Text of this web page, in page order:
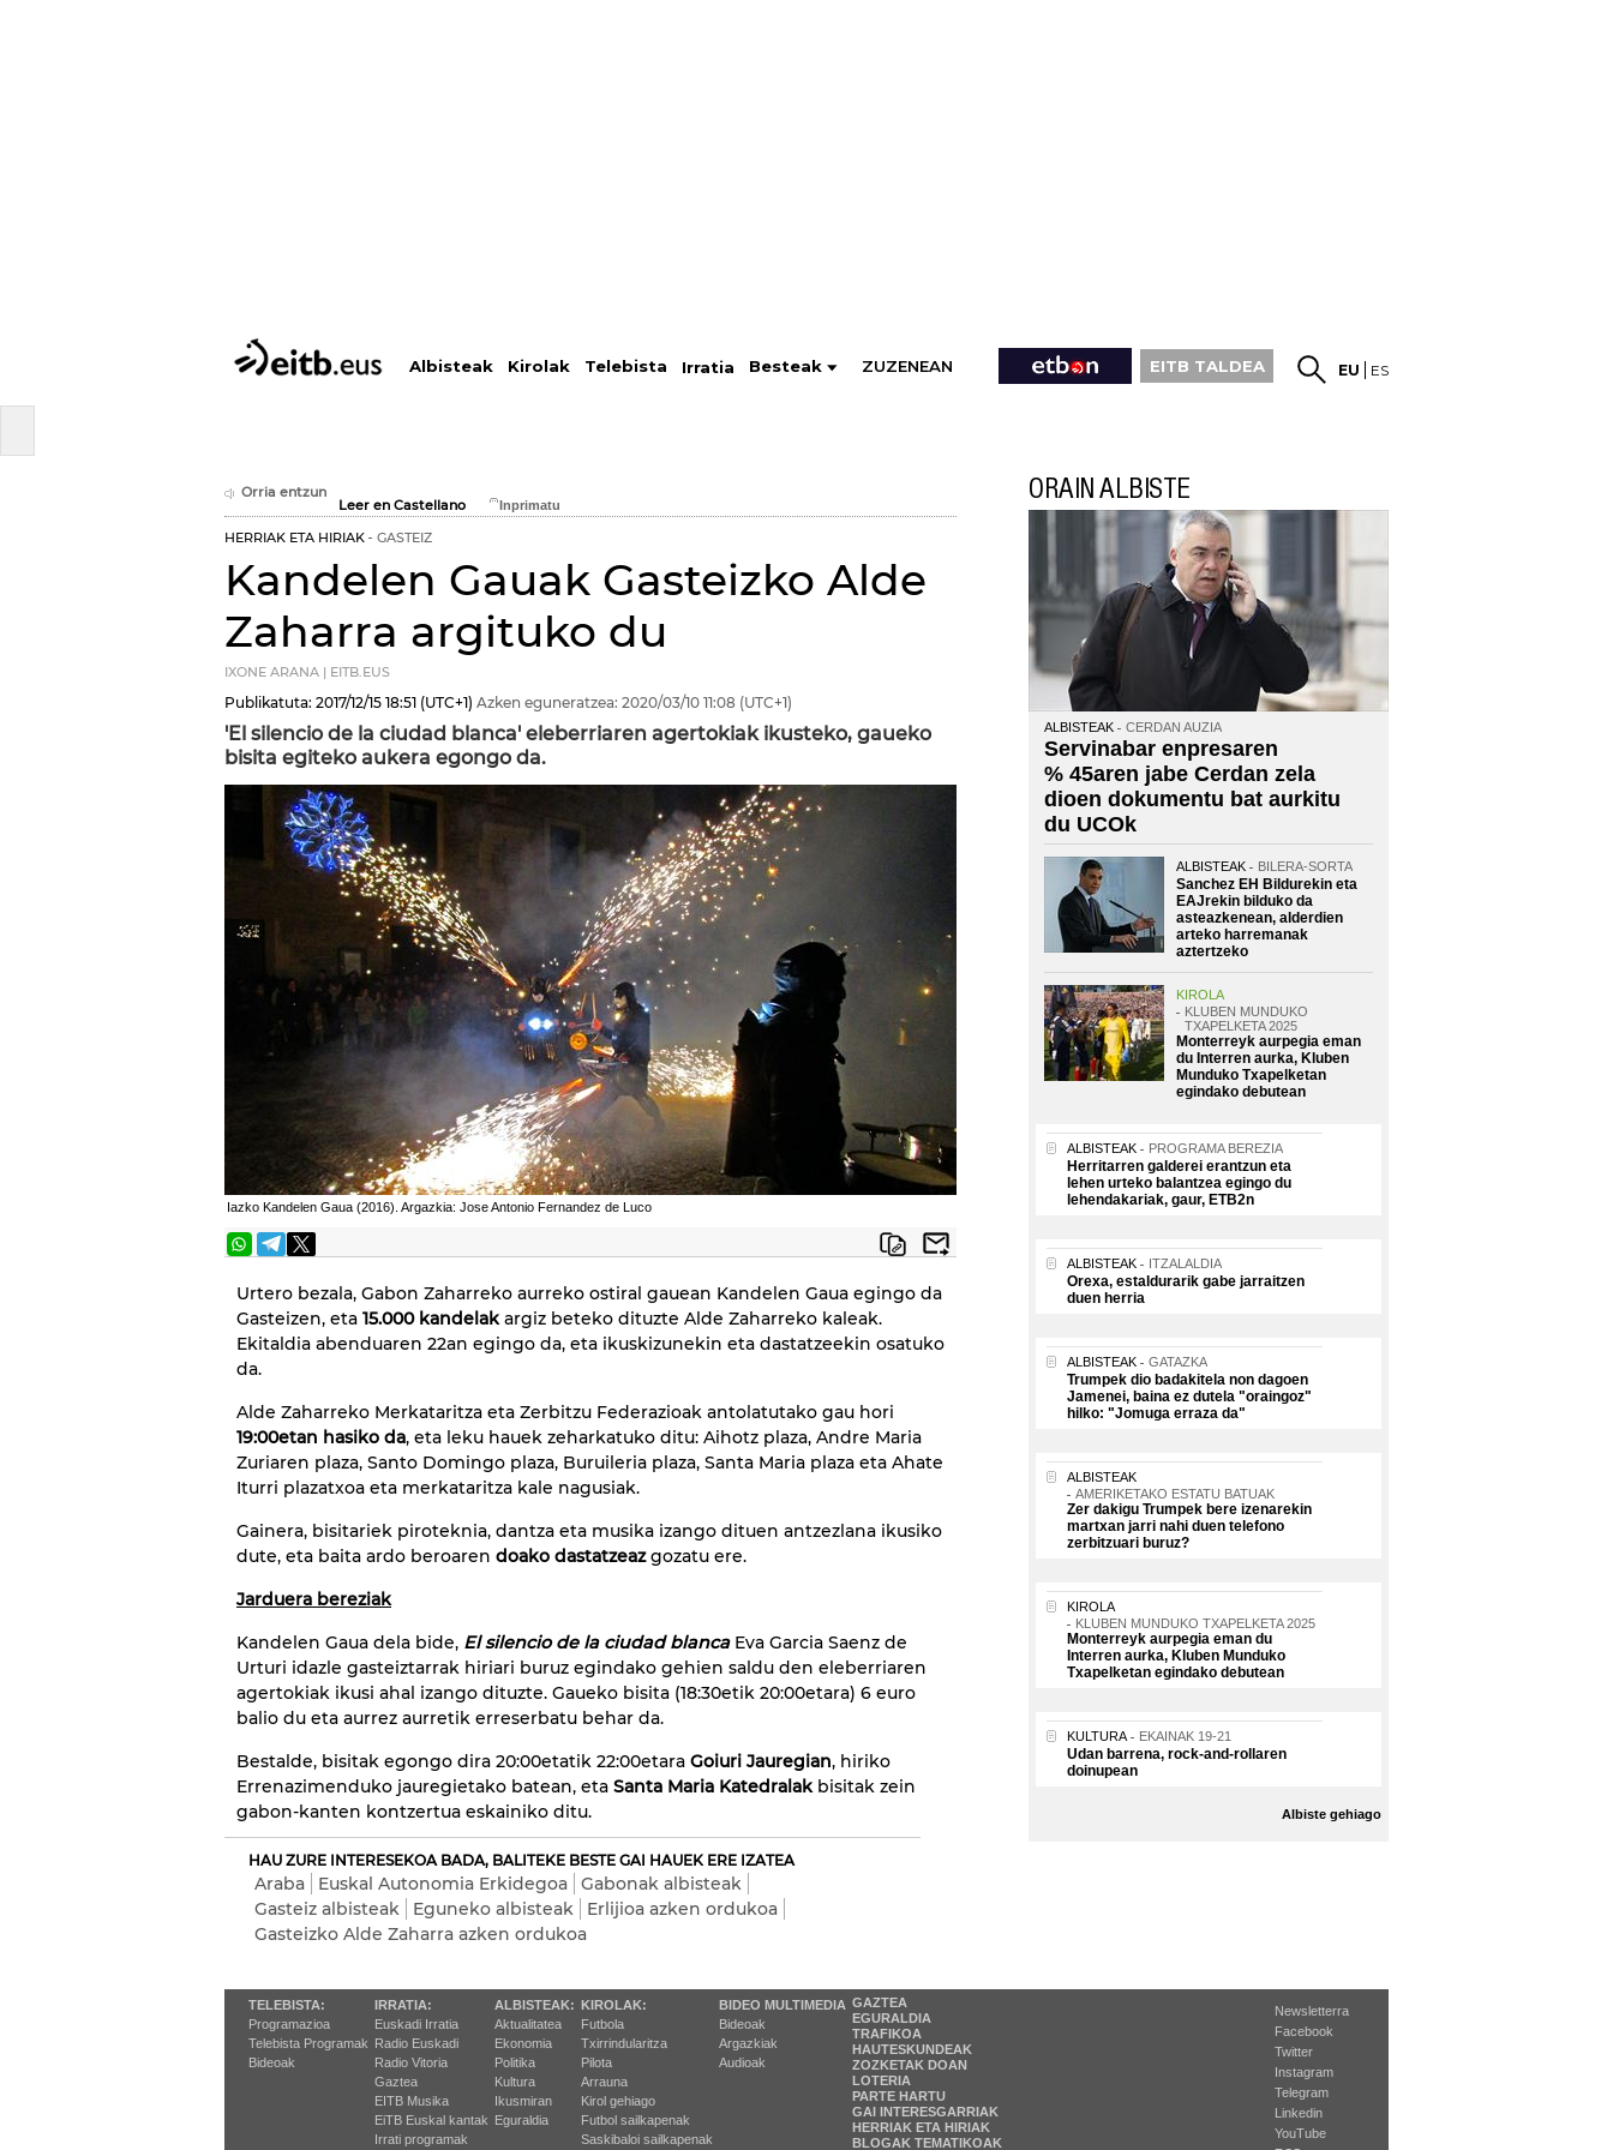
Albisteak Kirolak Telebista Irratia Besteak ZUZENEAN EITB TALDEA EU ES
Orria entzun
Leer en Castellano
HERRIAK ETA HIRIAK GASTEIZ
Kandelen Gauak Gasteizko Alde
Zaharra argituko du
IXONE ARANA | EITB.EUS
Publikatuta: 2017/12/15 18:51 (UTC+1) Azken eguneratzea: 2020/03/10 11:08 (UTC+1)
'El silencio de la ciudad blanca' eleberriaren agertokiak ikusteko, gaueko
bisita egiteko aukera egongo da.
Iazko Kandelen Gaua (2016). Argazkia: Jose Antonio Fernandez de Luco
Urtero bezala, Gabon Zaharreko aurreko ostiral gauean Kandelen Gaua egingo da
Gasteizen, eta 15.000 kandelakargiz beteko dituzte Alde Zaharreko kaleak.
Ekitaldia abenduaren 22an egingo da, eta ikuskizunekin eta dastatzeekin osatuko
da.
Alde Zaharreko Merkataritza eta Zerbitzu Federazioak antolatutako gau hori
19:00etan hasiko da, eta leku hauek zeharkatuko ditu: Aihotz plaza, Andre Maria
Zuriaren plaza, Santo Domingo plaza, Buruileria plaza, Santa Maria plaza eta Ahate
Iturri plazatxoa eta merkataritza kale nagusiak.
Gainera, bisitariek piroteknia, dantza eta musika izango dituen antzezlana ikusiko
dute, eta baita ardo beroaren doako dastatzeazgozatu ere.
Jarduera bereziak
Kandelen Gaua dela bide, El silencio de la ciudad blancaEva Garcia Saenz de
Urturi idazle gasteiztarrak hiriari buruz egindako gehien saldu den eleberriaren
agertokiak ikusi ahal izango dituzte. Gaueko bisita (18:30etik 20:00etara) 6 euro
balio du eta aurrez aurretik erreserbatu behar da.
Bestalde, bisitak egongo dira 20:00etatik 22:00etara Goiuri Jauregian, hiriko
Errenazimenduko jauregietako batean, eta Santa Maria Katedralakbisitak zein
gabon-kanten kontzertua eskainiko ditu.
HAU ZURE INTERESEKOA BADA, BALITEKE BESTE GAI HAUEK ERE IZATEA
Araba Euskal Autonomia Erkidegoa
Gabonak albisteak
Gasteiz albisteak
Eguneko albisteak
Erlijioa azken ordukoa
Gasteizko Alde Zaharra azken ordukoa
ORAIN ALBISTE
ALBISTEAK CERDAN AUZIA
Servinabar enpresaren
% 45aren jabe Cerdan zela
dioen dokumentu bat aurkitu
du UCOk
ALBISTEAK BILERA-SORTA
Sanchez EH Bildurekin eta
EAJrekin bilduko da
asteazkenean, alderdien
arteko harremanak
aztertzeko
KIROLA
KLUBEN MUNDUKO
TXAPELKETA 2025
Monterreyk aurpegia eman
du Interren aurka, Kluben
Munduko Txapelketan
egindako debutean
ALBISTEAK PROGRAMA BEREZIA
Herritarren galderei erantzun eta
lehen urteko balantzea egingo du
lehendakariak, gaur, ETB2n
ALBISTEAK ITZALALDIA
Orexa, estaldurarik gabe jarraitzen
duen herria
ALBISTEAK GATAZKA
Trumpek dio badakitela non dagoen
Jamenei, baina ez dutela "oraingoz"
hilko: "Jomuga erraza da"
ALBISTEAK
AMERIKETAKO ESTATU BATUAK
Zer dakigu Trumpek bere izenarekin
martxan jarri nahi duen telefono
zerbitzuari buruz?
KIROLA
KLUBEN MUNDUKO TXAPELKETA 2025
Monterreyk aurpegia eman du
Interren aurka, Kluben Munduko
Txapelketan egindako debutean
KULTURA EKAINAK 19-21
Udan barrena, rock-and-rollaren
doinupean
Albiste gehiago
TELEBISTA:
Programazioa
Telebista Programak
Bideoak
IRRATIA:
Euskadi Irratia
Radio Euskadi
Radio Vitoria
Gaztea
EITB Musika
EiTB Euskal kantak
Irrati programak
ALBISTEAK:
Aktualitatea
Ekonomia
Politika
Kultura
Ikusmiran
Eguraldia
KIROLAK:
Futbola
Txirrindularitza
Pilota
Arrauna
Kirol gehiago
Futbol sailkapenak
Saskibaloi sailkapenak
BIDEO MULTIMEDIA
Bideoak
Argazkiak
Audioak
GAZTEA
EGURALDIA
TRAFIKOA
HAUTESKUNDEAK
ZOZKETAK DOAN
LOTERIA
PARTE HARTU
GAI INTERESGARRIAK
HERRIAK ETA HIRIAK
BLOGAK TEMATIKOAK
Newsletterra
Facebook
Twitter
Instagram
Telegram
Linkedin
YouTube